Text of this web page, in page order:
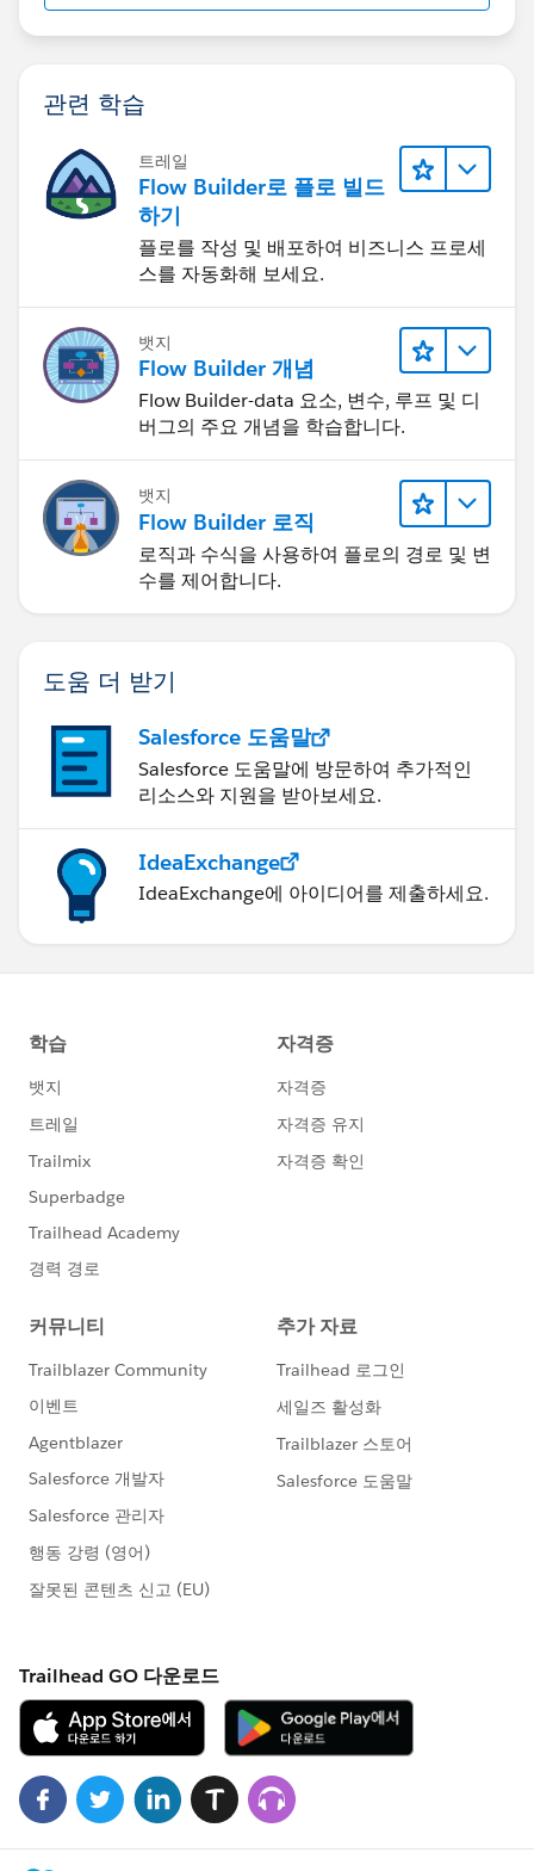
관련 학습
트레일
Flow Builder로 플로 빌드
하기
플로를 작성 및 배포하여 비즈니스 프로세
스를 자동화해 보세요.
뱃지
Flow Builder 개념
Flow Builder-data 요소, 변수, 루프 및 디
버그의 주요 개념을 학습합니다.
뱃지
Flow Builder 로직
로직과 수식을 사용하여 플로의 경로 및 변
수를 제어합니다.
도움 더 받기
Salesforce 도움말
Salesforce 도움말에 방문하여 추가적인
리소스와 지원을 받아보세요.
IdeaExchange
IdeaExchange에 아이디어를 제출하세요.